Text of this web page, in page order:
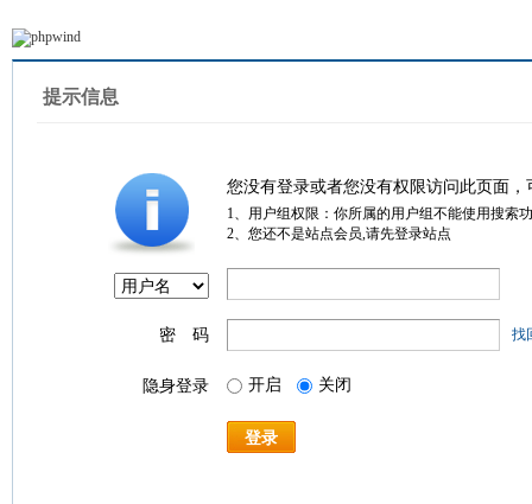
提示信息
您没有登录或者您没有权限访问此页面
1、用户组权限：你所属的用户组不能使用搜索
2、您还不是站点会员,请先登录站点
密 码 找
隐身登录 开启 关闭
登录